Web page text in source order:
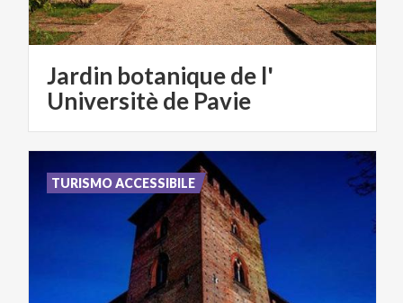
Jardin botanique de l'
Universitè de Pavie
TURISMO ACCESSIBILE